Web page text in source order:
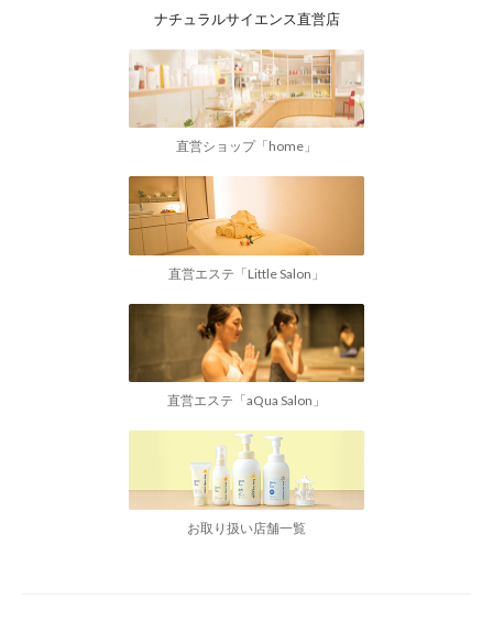
ナチュラルサイエンス直営店
直営ショップ「home」
直営エステ「Little Salon」
直営エステ「aQua Salon」
お取り扱い店舗一覧